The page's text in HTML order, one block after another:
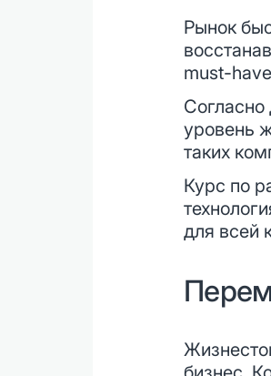
Рынок
must-
уровень
таких
Курс по
для всей